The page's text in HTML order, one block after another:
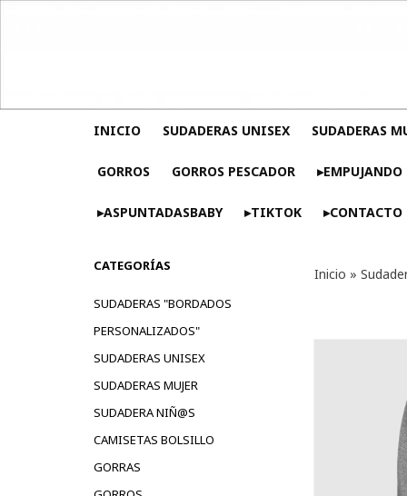
INICIO SUDADERAS UNISEX SUDADERAS
GORROS GORROS PESCADOR
▸ASPUNTADASBABY ▸TIKTOK ▸CONTACTO
CATEGORÍAS
SUDADERAS "BORDADOS
PERSONALIZADOS"
SUDADERAS UNISEX
SUDADERAS MUJER
SUDADERA NIÑ@S
CAMISETAS BOLSILLO
GORRAS
Inicio »